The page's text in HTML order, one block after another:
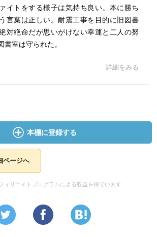
イトをする様子は気持ち良い。本に勝ち
言葉は正しい。耐震工事を目的に旧図書
対絶命だが思いがけない幸運と二人の努
書室は守られた。
詳細をみる
本棚に登録する
ページへ
ィリエイトプログラムによる収益を得ています